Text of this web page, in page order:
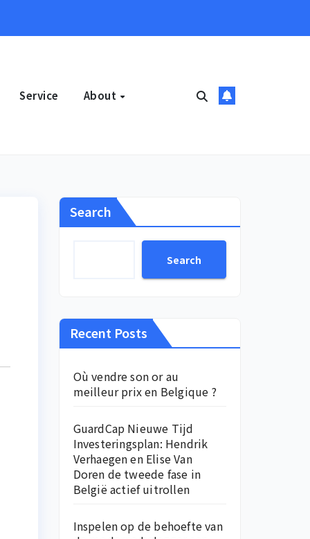
Service About
Search
Search
Recent Posts
Où vendre son or au
meilleur prix en Belgique ?
GuardCap Nieuwe Tijd
Investeringsplan: Hendrik
Verhaegen en Elise Van
Doren de tweede fase in
België actief uitrollen
Inspelen op de behoefte van